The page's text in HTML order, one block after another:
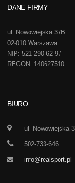
DANE FIRMY
ul. Nowowiejska 37B
02-010 Warszawa
NIP: 521-290-62-97
REGON: 140627510
BIURO
ul. Nowowiejska
502-733-646
info@realsport.pl